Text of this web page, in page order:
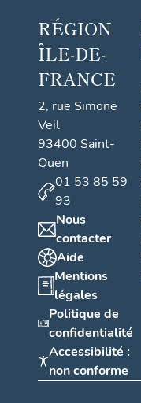
RÉGION
ÎLE-DE-
FRANCE
2, rue Simone
Veil
93400 Saint-
Ouen
01 53 85 59
93
Nous
contacter
Aide
Mentions
légales
Politique de
confidentialité
Accessibilité :
non conforme